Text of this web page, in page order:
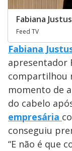
Fabiana
Feed TV
Fabiana
apresentador
compartilhou
momento de
do cabelo
empresária
conseguiu
“E não é que